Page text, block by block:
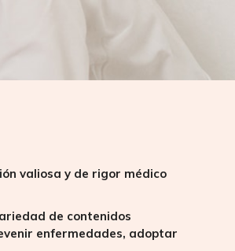
valiosa y de rigor médico
de contenidos
enfermedades, adoptar